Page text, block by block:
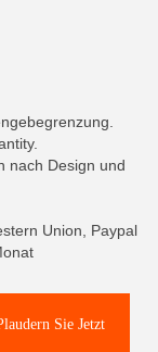
nach Design und
Union, Paypal
Sie Jetzt